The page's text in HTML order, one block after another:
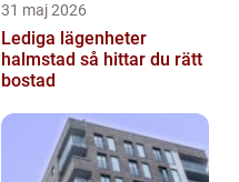
31 maj 2026
Lediga lägenheter
halmstad så hittar du rätt
bostad